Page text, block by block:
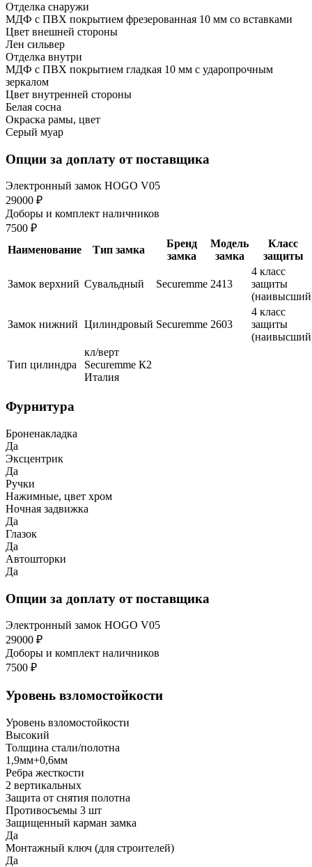
Отделка снаружи
МДФ с ПВХ покрытием фрезерованная 10 мм со вставками
Цвет внешней стороны
Лен сильвер
Отделка внутри
МДФ с ПВХ покрытием гладкая 10 мм с ударопрочным
зеркалом
Цвет внутренней стороны
Белая сосна
Окраска рамы, цвет
Серый муар
Опции за доплату от поставщика
Электронный замок HOGO V05
29000 ₽
Доборы и комплект наличников
7500 ₽
Наименование
Тип замка
Бренд
замка
Модель
замка
Класс
защиты
Замок верхний Сувальдный Securemme 2413
4 класс
защиты
Замок нижний Цилиндровый Securemme 2603
4 класс
защиты
Тип цилиндра
кл/верт
Securemme К2
Италия
Фурнитура
Броненакладка
Да
Эксцентрик
Да
Ручки
Нажимные, цвет хром
Ночная задвижка
Да
Глазок
Да
Автошторки
Да
Опции за доплату от поставщика
Электронный замок HOGO V05
29000 ₽
Доборы и комплект наличников
7500 ₽
Уровень взломостойкости
Уровень взломостойкости
Высокий
Толщина стали/полотна
1,9мм+0,6мм
Ребра жесткости
2 вертикальных
Защита от снятия полотна
Противосъемы 3 шт
Защищенный карман замка
Да
Монтажный ключ (для строителей)
Да